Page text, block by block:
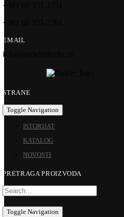
+381 60 351-2751
+381 60 351-2761
EMAIL
info@parkerolovke.rs
STRANE
Toggle Navigation
ISTORIJAT
KATALOG
NOVOSTI
PRETRAGA PROIZVODA
Toggle Navigation